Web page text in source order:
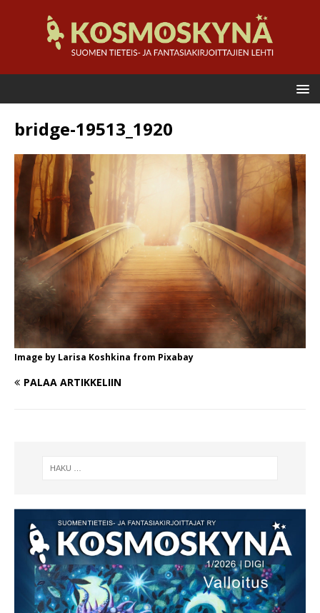
bridge-19513_1920
Image by Larisa Koshkina from Pixabay
PALAA ARTIKKELIIN